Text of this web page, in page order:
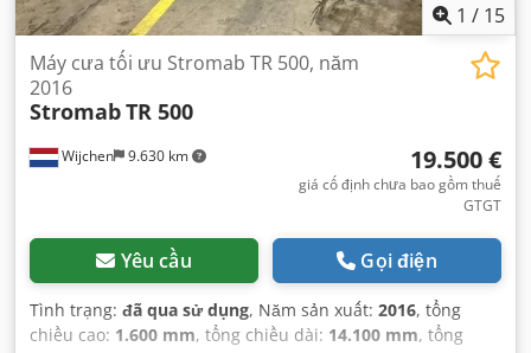
1 / 15
Wijchen 9.630 km
Máy cưa tối ưu Stromab TR 500, năm
2016
StromabTR 500
19.500 €
giá cố định chưa bao gồm thuế
GTGT
Yêu cầu Gọi điện
Tình trạng: đã qua sử dụng, Năm sản xuất: 2016, tổng
chiều cao: 1.600 mm, tổng chiều dài: 14.100 mm, tổng